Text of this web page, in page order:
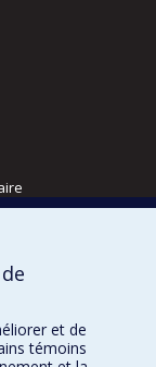
et de
témoins